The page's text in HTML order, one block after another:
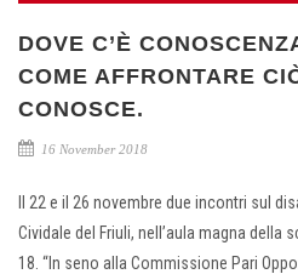
DOVE C’È
COME AFFRONTARE
CONOSCE.
16 November 2018
Il 22 e il 26 novembre due incontri sul
Cividale del Friuli, nell’aula magna della
18. “In seno alla Commissione Pari